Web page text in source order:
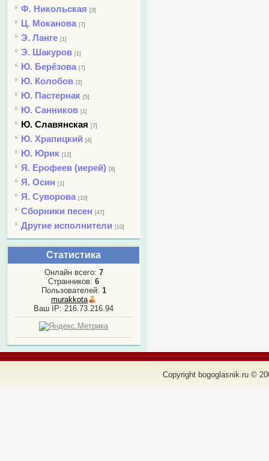
Ф. Никольская [3]
Ц. Моканова [7]
Э. Ланге [1]
Э. Шакуров [1]
Ю. Берёзова [7]
Ю. Колобов [2]
Ю. Пастернак [5]
Ю. Санников [1]
Ю. Славянская [7]
Ю. Храпицкий [4]
Ю. Юрик [12]
Я. Ерофеев (иерей) [8]
Я. Осин [1]
Я. Суворова [10]
Сборники песен [47]
Другие исполнители [10]
Статистика
Онлайн всего: 7
Странников: 6
Пользователей: 1
murakkota
Ваш IP: 216.73.216.94
Copyright bogoglasnik.ru ©